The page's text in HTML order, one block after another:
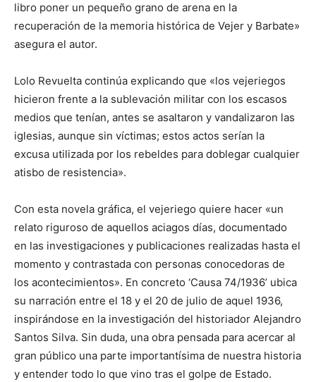
libro poner un pequeño grano de arena en la
recuperación de la memoria histórica de Vejer y Barbate»
asegura el autor.
Lolo Revuelta continúa explicando que «los vejeriegos
hicieron frente a la sublevación militar con los escasos
medios que tenían, antes se asaltaron y vandalizaron las
iglesias, aunque sin víctimas; estos actos serían la
excusa utilizada por los rebeldes para doblegar cualquier
atisbo de resistencia».
Con esta novela gráfica, el vejeriego quiere hacer «un
relato riguroso de aquellos aciagos días, documentado
en las investigaciones y publicaciones realizadas hasta el
momento y contrastada con personas conocedoras de
los acontecimientos». En concreto ‘Causa 74/1936’ ubica
su narración entre el 18 y el 20 de julio de aquel 1936,
inspirándose en la investigación del historiador Alejandro
Santos Silva. Sin duda, una obra pensada para acercar al
gran público una parte importantísima de nuestra historia
y entender todo lo que vino tras el golpe de Estado.